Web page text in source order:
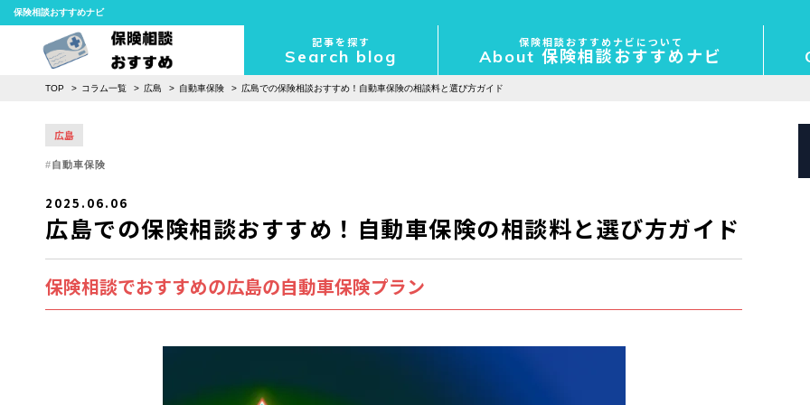
保険相談おすすめナビ
記事を探す
Search blog
保険相談おすすめナビについて
About 保険相談おすすめナビ
TOP コラム一覧 広島 自動車保険 広島での保険相談おすすめ！自動車保険の相談料と選び方ガイド
広島
自動車保険
2025.06.06
広島での保険相談おすすめ！自動車保険の相談料と選び方ガイド
保険相談でおすすめの広島の自動車保険プラン